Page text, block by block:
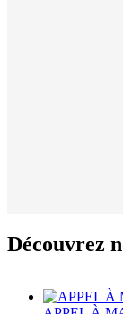
Découvrez